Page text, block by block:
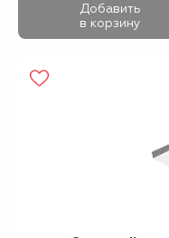
Добавить
в корзину